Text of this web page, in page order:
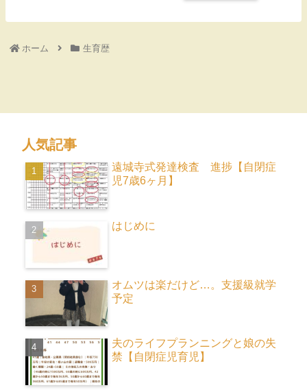
ホーム 生育歴
人気記事
遠城寺式発達検査 進捗【自閉症
児7歳6ヶ月】
はじめに
オムツは楽だけど…。支援級就学
予定
夫のライフプランニングと娘の失
禁【自閉症児育児】